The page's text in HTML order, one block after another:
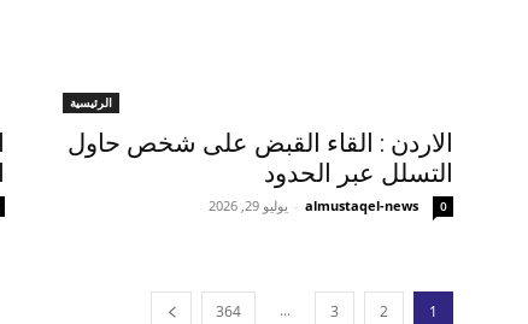
الرئيسية
الاردن : القاء القبض على شخص حاول
التسلل عبر الحدود
almustaqel-news
- يوليو 29, 2026 0
1
2
3
...
364